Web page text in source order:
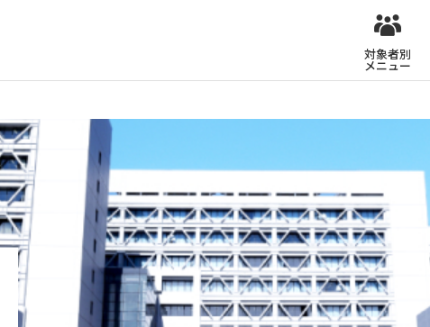
対象者別
メニュー